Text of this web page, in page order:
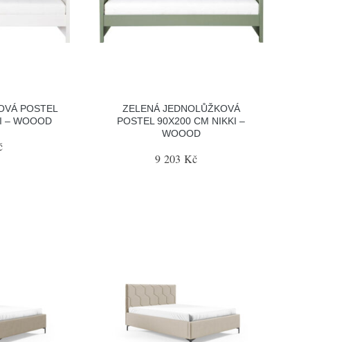
POSTEL
– WOOOD
ZELENÁ JEDNOLŮŽKOVÁ
POSTEL 90X200 CM NIKKI –
WOOOD
9 203 Kč